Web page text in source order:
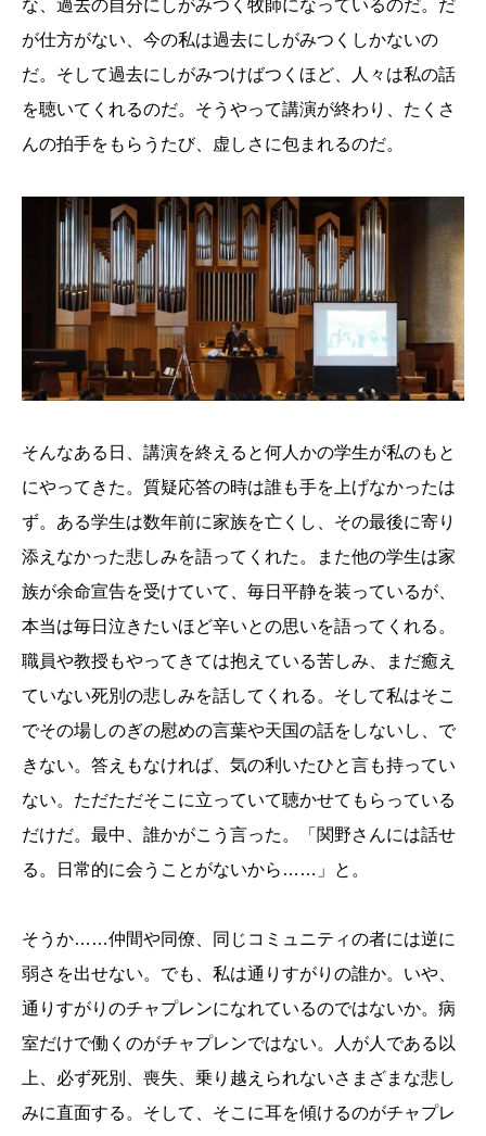
な、過去の自分にしがみつく牧師になっているのだ。だ
が仕方がない、今の私は過去にしがみつくしかないの
だ。そして過去にしがみつけばつくほど、人々は私の話
を聴いてくれるのだ。そうやって講演が終わり、たくさ
んの拍手をもらうたび、虚しさに包まれるのだ。
そんなある日、講演を終えると何人かの学生が私のもと
にやってきた。質疑応答の時は誰も手を上げなかったは
ず。ある学生は数年前に家族を亡くし、その最後に寄り
添えなかった悲しみを語ってくれた。また他の学生は家
族が余命宣告を受けていて、毎日平静を装っているが、
本当は毎日泣きたいほど辛いとの思いを語ってくれる。
職員や教授もやってきては抱えている苦しみ、まだ癒え
ていない死別の悲しみを話してくれる。そして私はそこ
でその場しのぎの慰めの言葉や天国の話をしないし、で
きない。答えもなければ、気の利いたひと言も持ってい
ない。ただただそこに立っていて聴かせてもらっている
だけだ。最中、誰かがこう言った。「関野さんには話せ
る。日常的に会うことがないから……」と。
そうか……仲間や同僚、同じコミュニティの者には逆に
弱さを出せない。でも、私は通りすがりの誰か。いや、
通りすがりのチャプレンになれているのではないか。病
室だけで働くのがチャプレンではない。人が人である以
上、必ず死別、喪失、乗り越えられないさまざまな悲し
みに直面する。そして、そこに耳を傾けるのがチャプレ